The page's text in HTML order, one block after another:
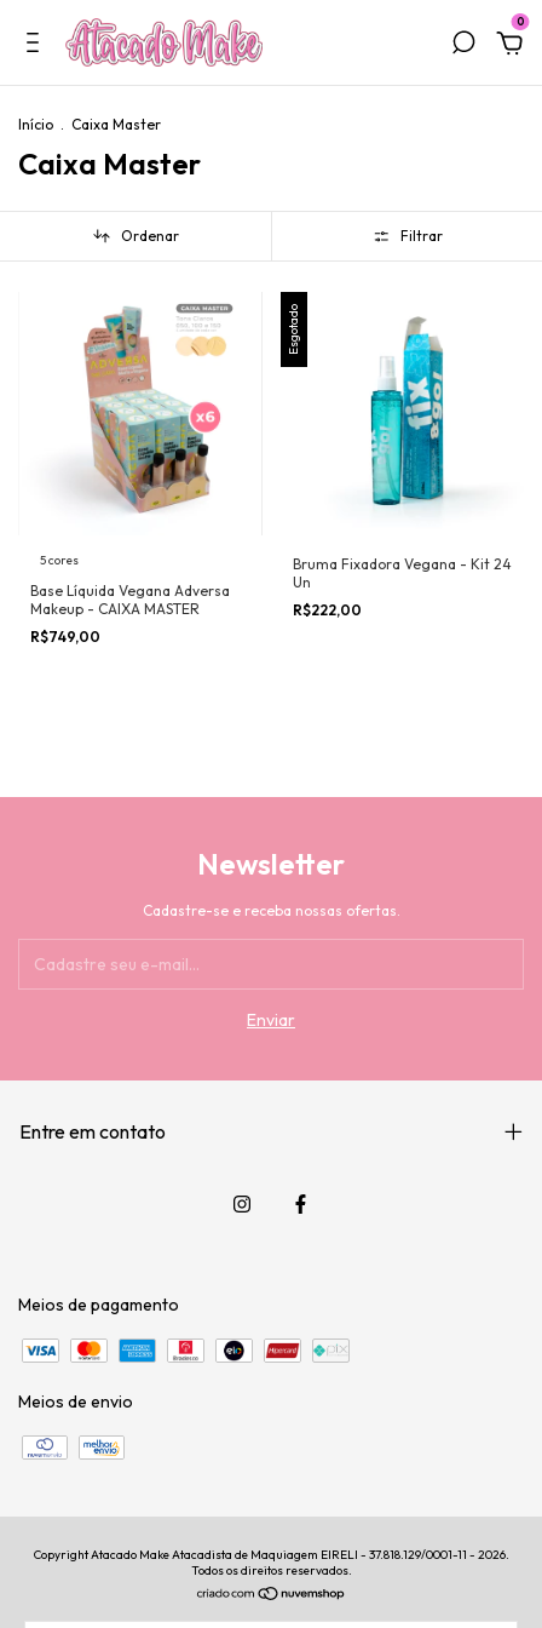
0
Início . Caixa Master
Caixa Master
Ordenar Filtrar
5 cores
Base Líquida Vegana Adversa
Makeup - CAIXA MASTER
R$749,00
Esgotado
Bruma Fixadora Vegana - Kit 24
Un
R$222,00
Newsletter
Cadastre-se e receba nossas ofertas.
Entre em contato
Meios de pagamento
Meios de envio
Copyright Atacado Make Atacadista de Maquiagem EIRELI - 37.818.129/0001-11 - 2026.
Todos os direitos reservados.